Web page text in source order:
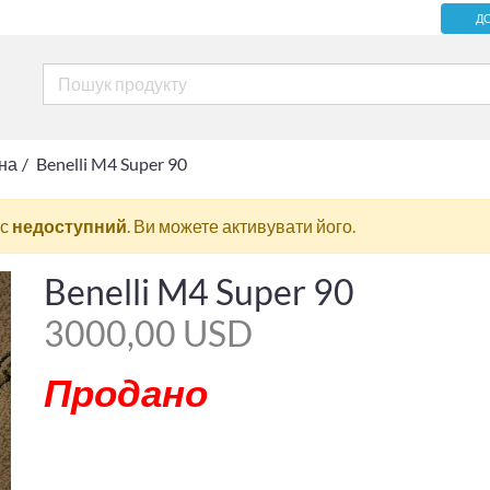
Benelli M4 Super 90
недоступний. Ви можете активувати його.
Benelli M4 Super 90
3000,00 USD
Продано